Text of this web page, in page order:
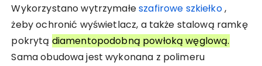
Wykorzystano wytrzymałeszafirowe szkiełko,
żeby ochronić wyświetlacz, a także stalową ramkę
pokrytą diamentopodobną powłoką węglową.
Sama obudowa jest wykonana z polimeru